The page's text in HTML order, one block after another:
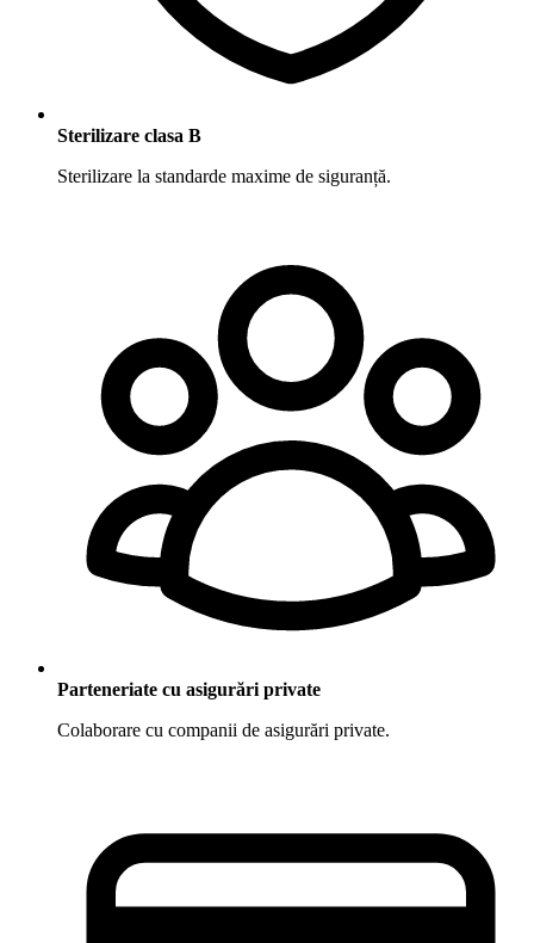
Sterilizare clasa B
Sterilizare la standarde maxime de siguranță.
Parteneriate cu asigurări private
Colaborare cu companii de asigurări private.